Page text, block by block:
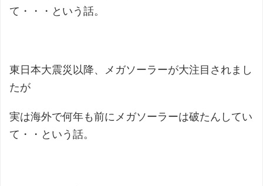
て・・・という話。
東日本大震災以降、メガソーラーが大注目されまし
たが
実は海外で何年も前にメガソーラーは破たんしてい
て・・という話。